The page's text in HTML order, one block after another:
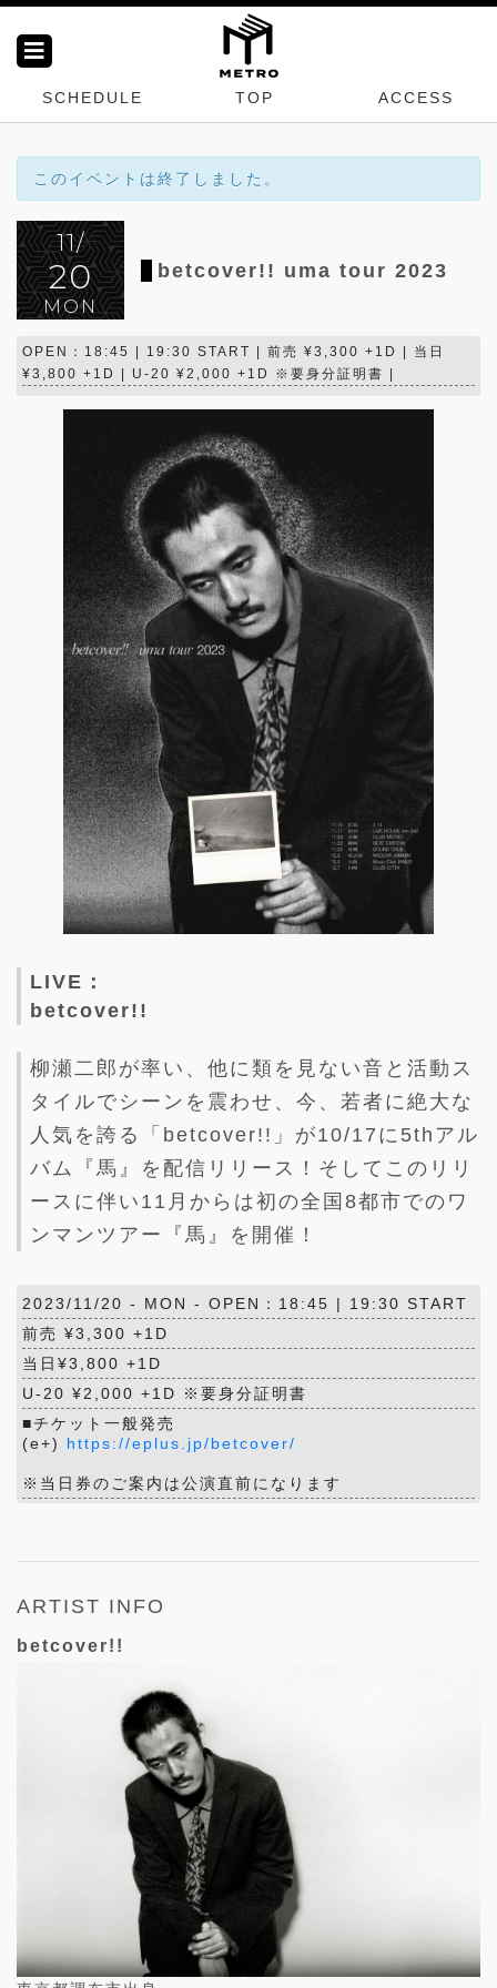
SCHEDULE TOP ACCESS
このイベントは終了しました。
11/
20
MON
betcover!! uma tour 2023
OPEN：18:45 | 19:30 START | 前売 ¥3,300 +1D | 当日
¥3,800 +1D | U-20 ¥2,000 +1D ※要身分証明書 |
LIVE：
betcover!!
柳瀬二郎が率い、他に類を見ない音と活動ス
タイルでシーンを震わせ、今、若者に絶大な
人気を誇る「betcover!!」が10/17に5thアル
バム『馬』を配信リリース！そしてこのリリ
ースに伴い11月からは初の全国8都市でのワ
ンマンツアー『馬』を開催！
2023/11/20 - MON - OPEN：18:45 | 19:30 START
前売 ¥3,300 +1D
当日¥3,800 +1D
U-20 ¥2,000 +1D ※要身分証明書
■チケット一般発売
(e+) https://eplus.jp/betcover/
※当日券のご案内は公演直前になります
ARTIST INFO
betcover!!